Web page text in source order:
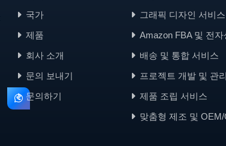
국가
제품
회사 소개
문의 보내기
문의하기
그래픽 디자인 서비스
Amazon FBA 및 전
배송 및 통합 서비스
프로젝트 개발 및 관리
제품 조립 서비스
맞춤형 제조 및